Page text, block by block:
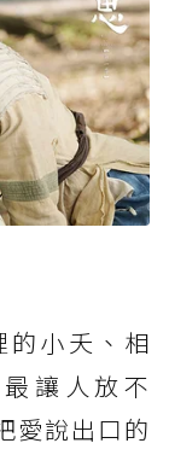
的小夭、相
讓人放不
愛說出口的